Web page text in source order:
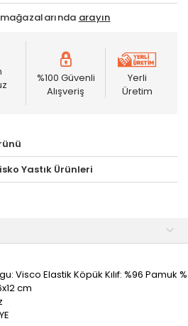
arayın
%100 Güvenli
Alışveriş
Yerli
Üretim
Yastık Ürünleri
Visco Elastik Köpük Kılıf: %96 Pamuk
cm